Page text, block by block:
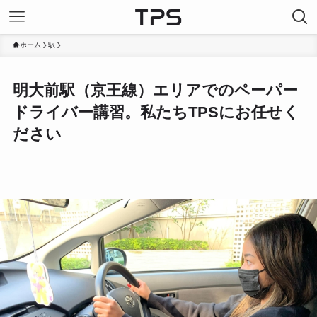
ホーム 駅
明大前駅（京王線）エリアでのペーパー
ドライバー講習。私たちTPSにお任せく
ださい